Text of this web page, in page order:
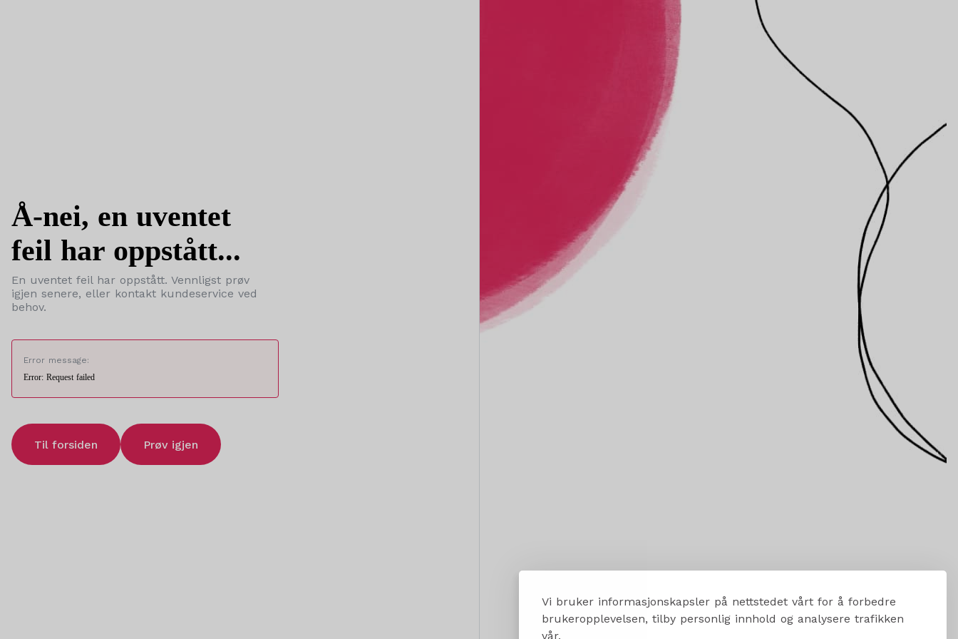
Vi bruker informasjonskapsler på nettstedet vårt for å forbedre
brukeropplevelsen, tilby personlig innhold og analysere trafikken
vår.
Å-nei, en uventet
feil har oppstått...
En uventet feil har oppstått. Vennligst prøv
igjen senere, eller kontakt kundeservice ved
behov.
Error message:
Error: Request failed
Til forsiden Prøv igjen